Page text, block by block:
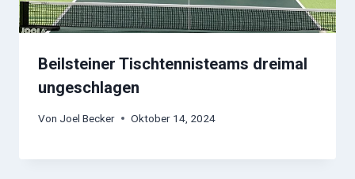
Beilsteiner Tischtennisteams dreimal
ungeschlagen
Von Joel Becker Oktober 14, 2024